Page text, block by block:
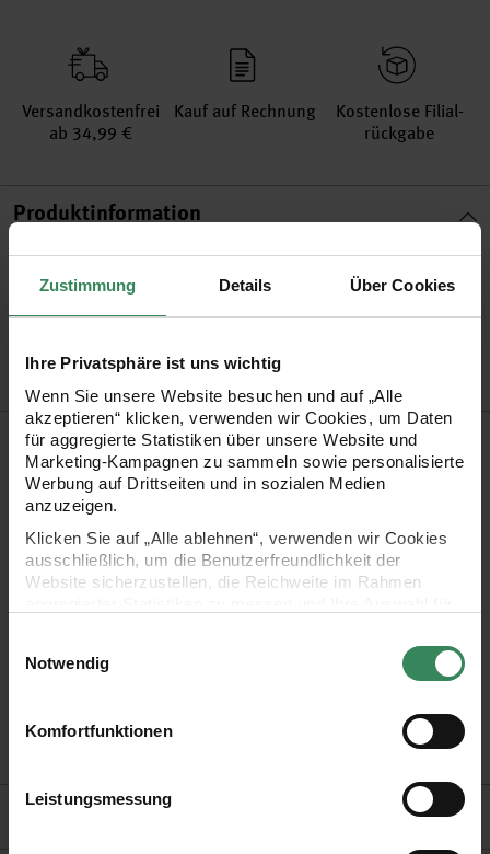
Zustimmung Details Über Cookies
Ihre Privatsphäre ist uns wichtig
Wenn Sie unsere Website besuchen und auf „Alle
akzeptieren“ klicken, verwenden wir Cookies, um Daten
für aggregierte Statistiken über unsere Website und
Marketing-Kampagnen zu sammeln sowie personalisierte
Werbung auf Drittseiten und in sozialen Medien
anzuzeigen.
Klicken Sie auf „Alle ablehnen“, verwenden wir Cookies
ausschließlich, um die Benutzerfreundlichkeit der
Website sicherzustellen, die Reichweite im Rahmen
Ihre Einwilligung ist freiwillig und kann jederzeit über den
Link „Cookie-Einstellungen“ im Fußbereich der Seite
verwendeten Technologien und den Empfängern der
Daten finden Sie in unserer Datenschutzerklärung.
Notwendig
Komfortfunktionen
Leistungsmessung
Versand­kosten­frei
ab 34,99 €
Kauf auf Rechnung
Kosten­lose Filial­
rückgabe
Produktinformation
Material 100% Polyester
Produktbeschreibung
Dieser filigrane Filz-Engel mit Herz besteht aus 100%
Dekoration. Ein liebevolles Detail für die Weihnachtszeit.
- Motiv: Engel mit Herz
- Material: Filz
Hersteller